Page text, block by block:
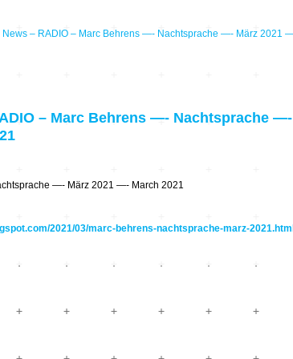
News – RADIO – Marc Behrens —- Nachtsprache —- März 2021
– Marc Behrens —- Nachtsprache
—- März 2021 —- March 2021
2021/03/marc-behrens-nachtsprache-marz-2021.html